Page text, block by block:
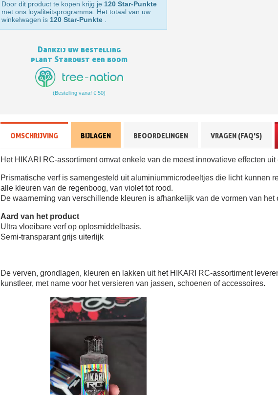
Betaling in 4x gratis
Je online offerte
Deel je creaties en
Retourneer
Betaling in 4x gratis
Door dit product te kopen krijg je 120 Star-Punkte
met ons loyaliteitsprogramma. Het totaal van uw
winkelwagen is 120 Star-Punkte
Dankzij uw bestelling
plant Stardust een boom
(Bestelling vanaf € 50)
OMSCHRIJVING BIJLAGEN BEOORDELINGEN VRAGEN (FAQ'S)
Het HIKARI RC-assortiment omvat enkele van de meest innovatieve effecten uit
Prismatische verf is samengesteld uit aluminiummicrodeeltjes die licht kunnen
alle kleuren van de regenboog, van violet tot rood.
De waarneming van verschillende kleuren is afhankelijk van de vormen van het
Aard van het product
Ultra vloeibare verf op oplosmiddelbasis.
Semi-transparant grijs uiterlijk
De verven, grondlagen, kleuren en lakken uit het HIKARI RC-assortiment
kunstleer, met name voor het versieren van jassen, schoenen of accessoires.